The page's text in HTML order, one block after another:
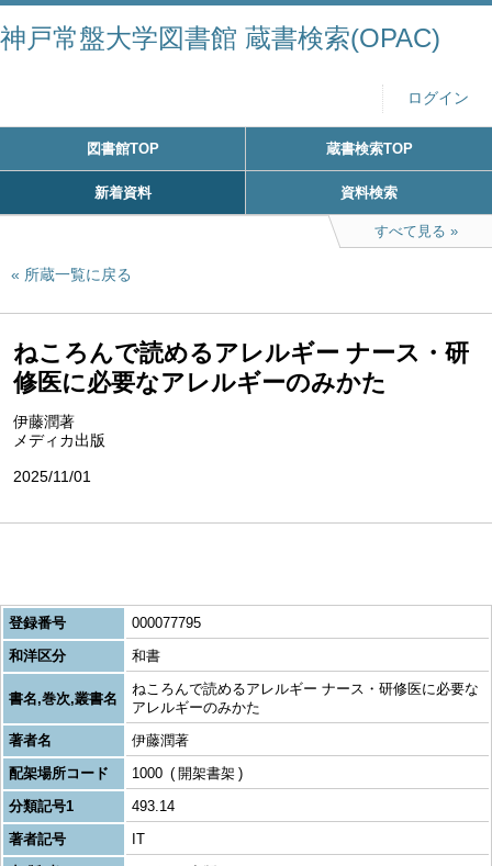
神戸常盤大学図書館 蔵書検索(OPAC)
ログイン
図書館TOP 蔵書検索TOP
新着資料 資料検索
すべて見る
所蔵一覧に戻る
ねころんで読めるアレルギー ナース・研
修医に必要なアレルギーのみかた
伊藤潤著
メディカ出版
2025/11/01
登録番号
000077795
和洋区分
和書
書名,巻次,叢書名
ねころんで読めるアレルギー ナース・研修医に必要な
アレルギーのみかた
著者名
伊藤潤著
配架場所コード
1000
開架書架
分類記号1
493.14
著者記号
IT